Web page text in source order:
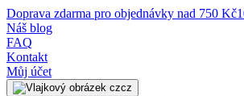
Doprava zdarma pro objednávky nad 750 Kč
Náš blog
FAQ
Kontakt
Můj účet
cz